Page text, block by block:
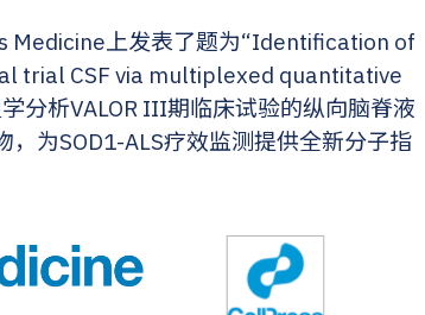
Medicine上发表了题为“Identification of
trial CSF via multiplexed quantitative
分析VALOR III期临床试验的纵向脑脊液
，为SOD1-ALS疗效监测提供全新分子指